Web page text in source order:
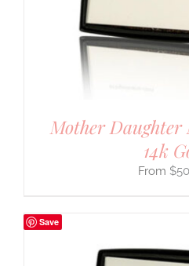
Mother Daughter
14k
$
Save